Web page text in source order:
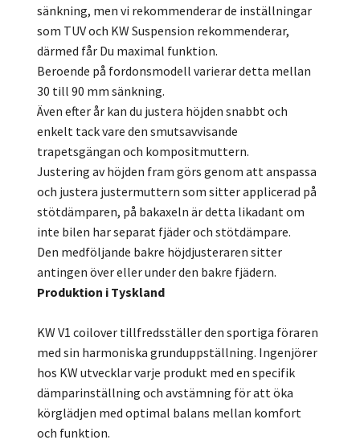
sänkning, men vi rekommenderar de inställningar
som TUV och KW Suspension rekommenderar,
därmed får Du maximal funktion.
Beroende på fordonsmodell varierar detta mellan
30 till 90 mm sänkning.
Även efter år kan du justera höjden snabbt och
enkelt tack vare den smutsavvisande
trapetsgängan och kompositmuttern.
Justering av höjden fram görs genom att anspassa
och justera justermuttern som sitter applicerad på
stötdämparen, på bakaxeln är detta likadant om
inte bilen har separat fjäder och stötdämpare.
Den medföljande bakre höjdjusteraren sitter
antingen över eller under den bakre fjädern.
Produktion i Tyskland
KW V1 coilover tillfredsställer den sportiga föraren
med sin harmoniska grunduppställning. Ingenjörer
hos KW utvecklar varje produkt med en specifik
dämparinställning och avstämning för att öka
körglädjen med optimal balans mellan komfort
och funktion.